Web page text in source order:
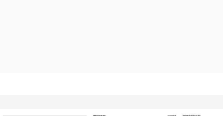
Opens in new window Opens in